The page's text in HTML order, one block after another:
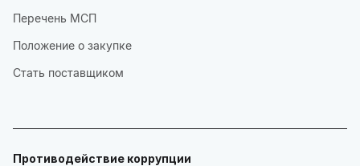
Перечень МСП
Положение о закупке
Стать поставщиком
Противодействие коррупции